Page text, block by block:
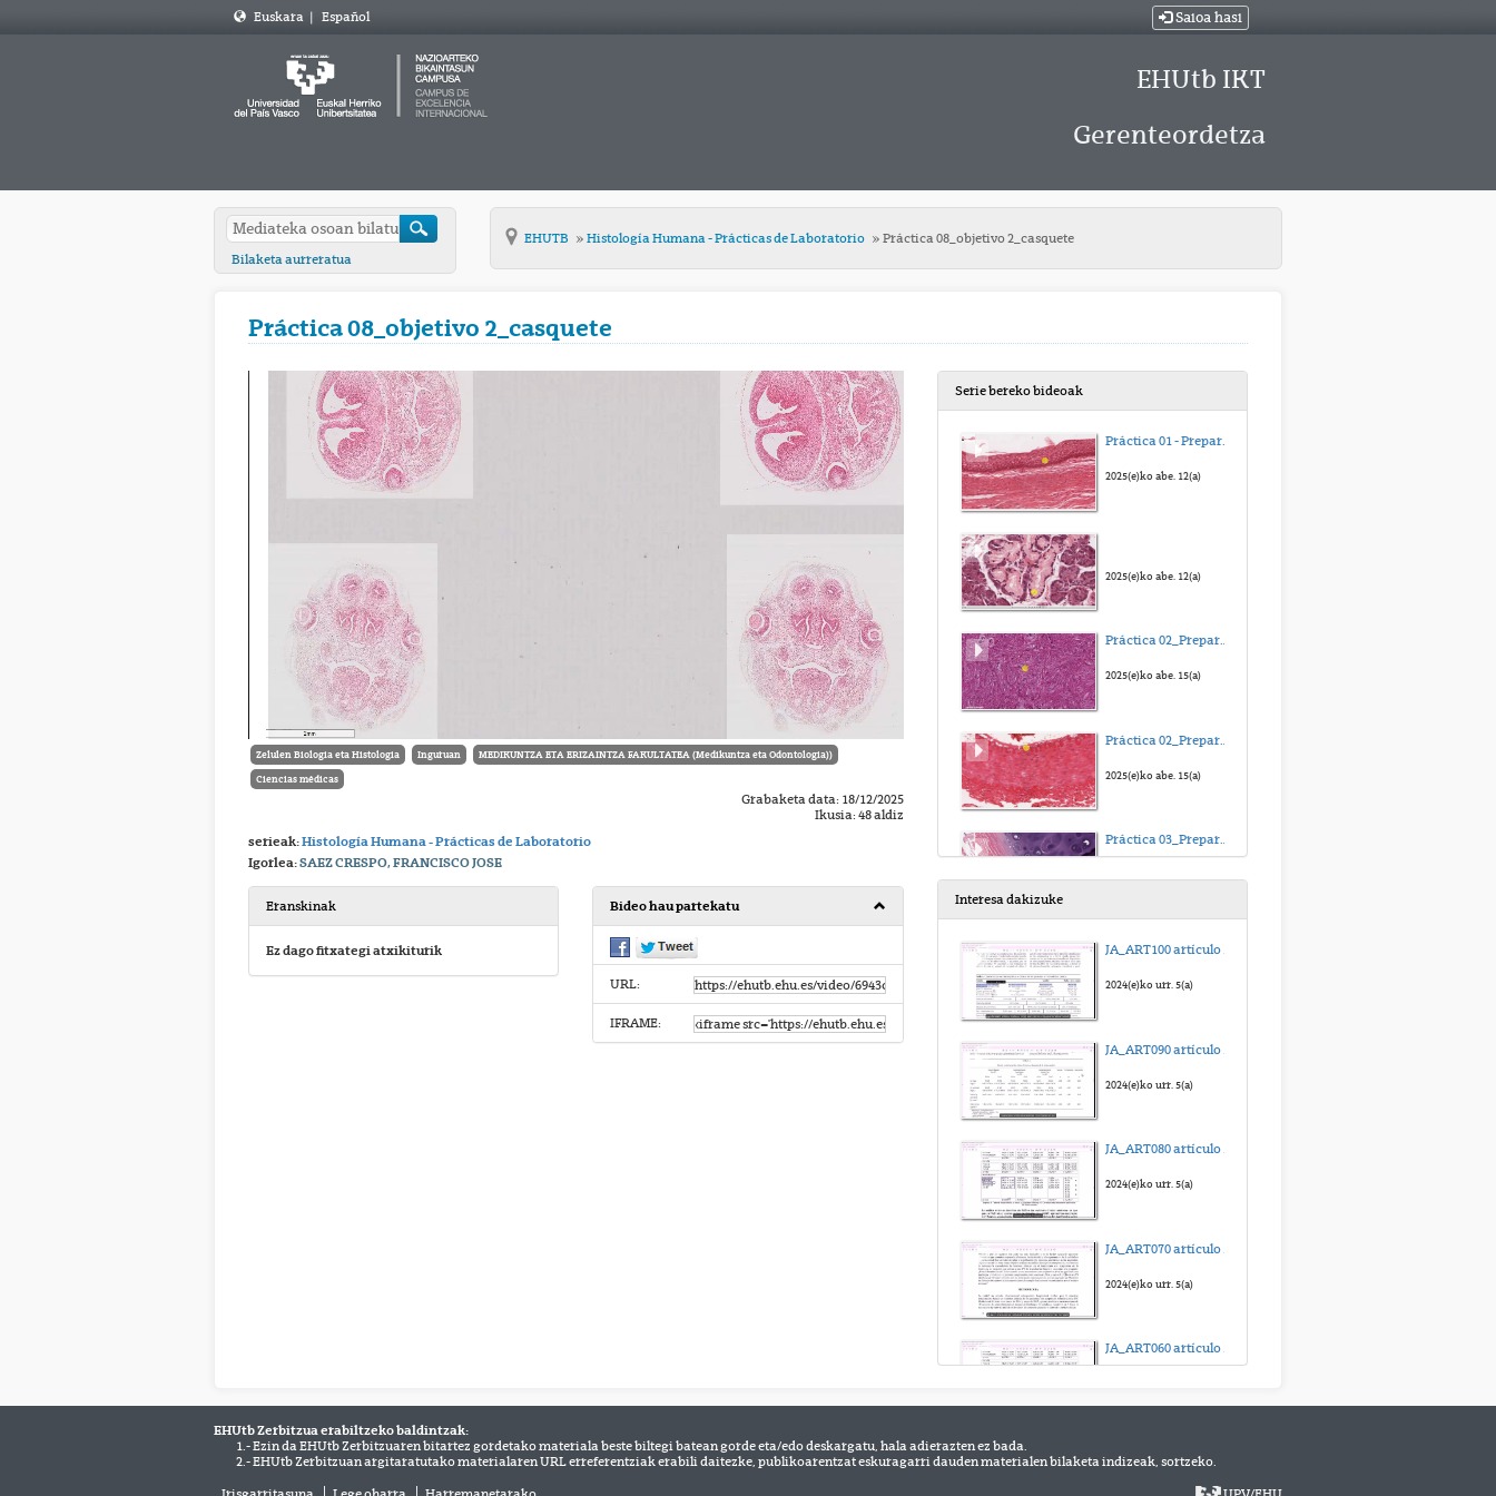
Euskara | Español Saioa hasi
EHUtb IKT
Gerenteordetza
Bilaketa aurreratua
EHUTB Histología Humana - Prácticas de Laboratorio Práctica 08_objetivo 2_casquete
Práctica 08_objetivo 2_casquete
Zelulen Biologia eta Histologia Inguruan MEDIKUNTZA ETA ERIZAINTZA FAKULTATEA (Medikuntza eta Odontologia))
Ciencias médicas
Grabaketa data: 18/12/2025
Ikusia: 48 aldiz
serieak:Histología Humana - Prácticas de Laboratorio
Igorlea:SAEZ CRESPO, FRANCISCO JOSE
Eranskinak
Ez dago fitxategi atxikiturik
Bideo hau partekatu
URL:
IFRAME:
Serie bereko bideoak
Práctica 01 - Preparación 1 - Paladar blando
2025(e)ko abe. 12(a)
2025(e)ko abe. 12(a)
Práctica 02_Preparación 1_Paladar blando de conejo
2025(e)ko abe. 15(a)
Práctica 02_Preparación 2_Arteria muscular
2025(e)ko abe. 15(a)
Práctica 03_Preparación 1_Tráquea
Interesa dakizuke
JA_ART100 artículo para regresión multilineal_sub_eus
2024(e)ko urr. 5(a)
2024(e)ko urr. 5(a)
JA_ART080 artículo para Kruskal-Wallis_sub_eus
2024(e)ko urr. 5(a)
2024(e)ko urr. 5(a)
JA_ART060 artículo para ANOVA independiente_sub_eus
EHUtb Zerbitzua erabiltzeko baldintzak:
1.- Ezin da EHUtb Zerbitzuaren bitartez gordetako materiala beste biltegi batean gorde eta/edo deskargatu, hala adierazten ez bada.
2.- EHUtb Zerbitzuan argitaratutako materialaren URL erreferentziak erabili daitezke, publikoarentzat eskuragarri dauden materialen bilaketa indizeak, sortzeko.